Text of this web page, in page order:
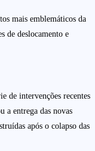
mais emblemáticos da
de deslocamento e
de intervenções recentes
a entrega das novas
após o colapso das